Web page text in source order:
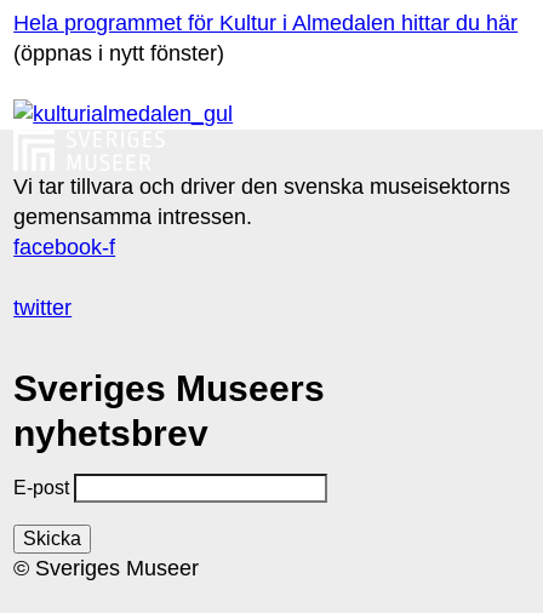
Hela programmet för Kultur i Almedalen hittar du här
(öppnas i nytt fönster)
Vi tar tillvara och driver den svenska museisektorns
gemensamma intressen.
facebook-f
twitter
Sveriges Museers
nyhetsbrev
E-post
© Sveriges Museer